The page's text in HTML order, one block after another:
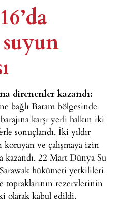
direnenler kazandı:
bağlı Baram bölgesinde
karşı yerli halkın iki
sonuçlandı. İki yıldır
koruyan ve çalışmaya izin
22 Mart Dünya Su
hükümeti yetkilileri
topraklarının rezervlerinin
olarak kabul edildi.